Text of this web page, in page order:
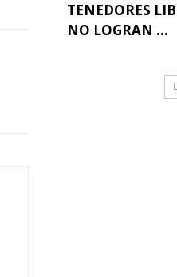
TENEDORES
NO LOGRAN ...